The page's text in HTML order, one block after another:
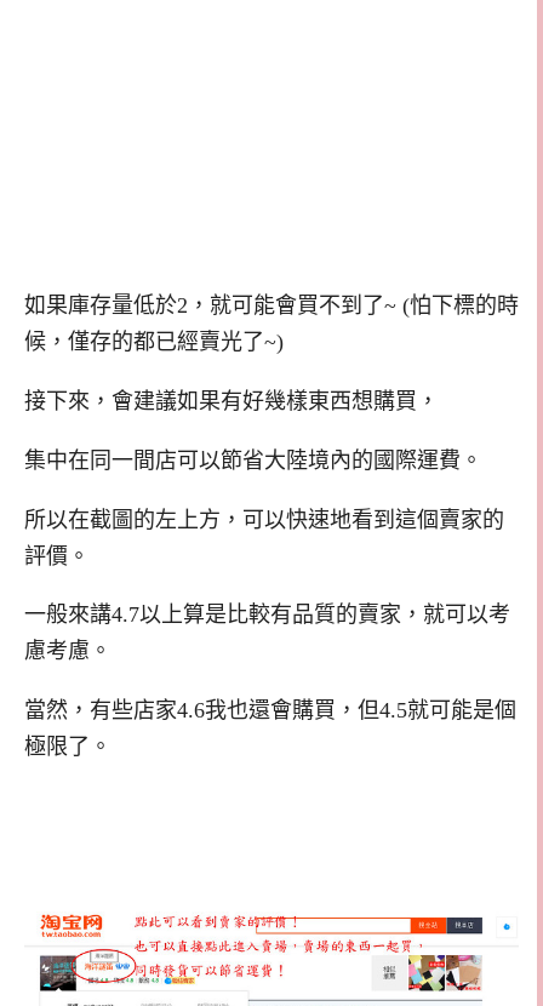
如果庫存量低於2，就可能會買不到了~ (怕下標的時
候，僅存的都已經賣光了~)
接下來，會建議如果有好幾樣東西想購買，
集中在同一間店可以節省大陸境內的國際運費。
所以在截圖的左上方，可以快速地看到這個賣家的
評價。
一般來講4.7以上算是比較有品質的賣家，就可以考
慮考慮。
當然，有些店家4.6我也還會購買，但4.5就可能是個
極限了。